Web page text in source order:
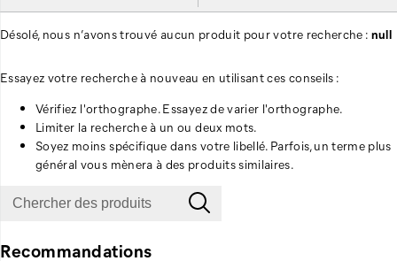
Désolé, nous n’avons trouvé aucun produit pour votre recherche : null
Essayez votre recherche à nouveau en utilisant ces conseils :
Vérifiez l'orthographe. Essayez de varier l'orthographe.
Limiter la recherche à un ou deux mots.
Soyez moins spécifique dans votre libellé. Parfois, un terme plus
général vous mènera à des produits similaires.
Recommandations